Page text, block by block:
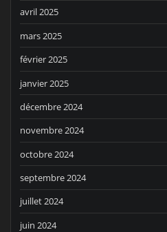
avril 2025
mars 2025
février 2025
janvier 2025
décembre 2024
novembre 2024
octobre 2024
septembre 2024
juillet 2024
juin 2024